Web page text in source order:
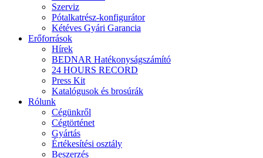
Szerviz
Pótalkatrész-konfigurátor
Kétéves Gyári Garancia
Erőforrások
Hírek
BEDNAR Hatékonyságszámító
24 HOURS RECORD
Press Kit
Katalógusok és brosúrák
Rólunk
Cégünkről
Cégtörténet
Gyártás
Értékesítési osztály
Beszerzés